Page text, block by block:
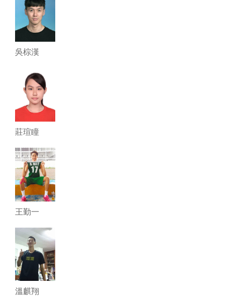
吳棕漢
莊瑄瞳
王勤一
溫麒翔